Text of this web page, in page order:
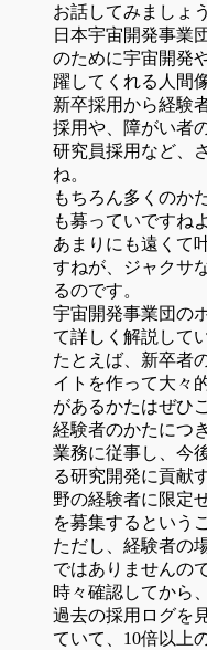
お話してみましょう
日本宇宙開発事業
のために宇宙開発
躍してくれる人間
新卒採用から経験
採用や、障がい者
研究員採用など、
ね。
もちろん多くのか
も募っていですねよ
あまりにも遠くて
すねが、ジャクサ
るのです。
宇宙開発事業団の
て詳しく解説して
たとえば、新卒者
イトを作って大々
があるかたはぜひ
経験者のかたにつ
業務に従事し、今
る研究開発に貢献
野の経験者に限定
を募集するという
ただし、経験者の
ではありませんの
時々確認してから
過去の採用ログを
ていて、10倍以上